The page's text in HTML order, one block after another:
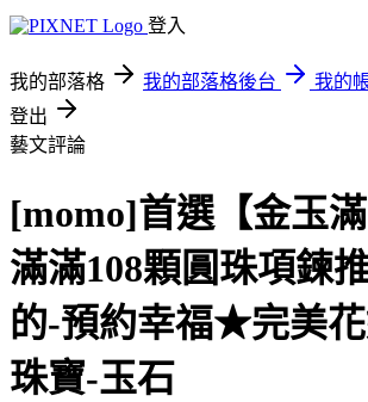
登入
我的部落格 我的部落格後台
我的
登出
藝文評論
[momo]首選【金玉
滿滿108顆圓珠項鍊
的-預約幸福★完美花
珠寶-玉石